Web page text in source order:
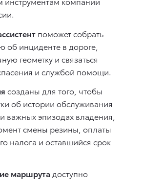
поможет собрать
инциденте в дороге,
геометку и связаться
и службой помощи.
созданы для того, чтобы
об истории обслуживания
важных эпизодах владения,
смены резины, оплаты
налога и оставшийся срок
маршрута доступно